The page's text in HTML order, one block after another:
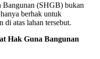
Bangunan (SHGB) bukan
berhak untuk
di atas lahan tersebut.
Hak Guna Bangunan